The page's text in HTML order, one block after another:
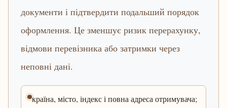
документи і підтвердити подальший порядок
оформлення. Це зменшує ризик перерахунку,
відмови перевізника або затримки через
неповні дані.
країна, місто, індекс і повна адреса отримувача;